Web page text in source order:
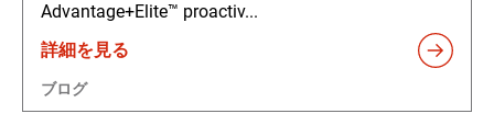
Advantage+Elite™ proactiv...
詳細を見る
ブログ